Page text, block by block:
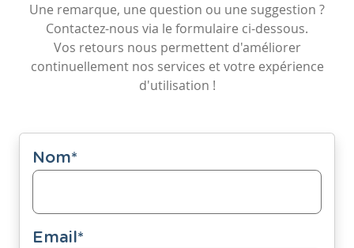
Une remarque, une question ou une suggestion ?
Contactez-nous via le formulaire ci-dessous.
Vos retours nous permettent d'améliorer
continuellement nos services et votre expérience
d'utilisation !
Nom*
Email*